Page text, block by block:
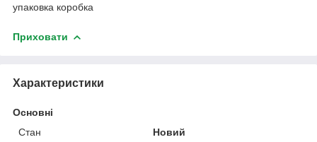
упаковка коробка
Приховати
Характеристики
Основні
Стан
Новий